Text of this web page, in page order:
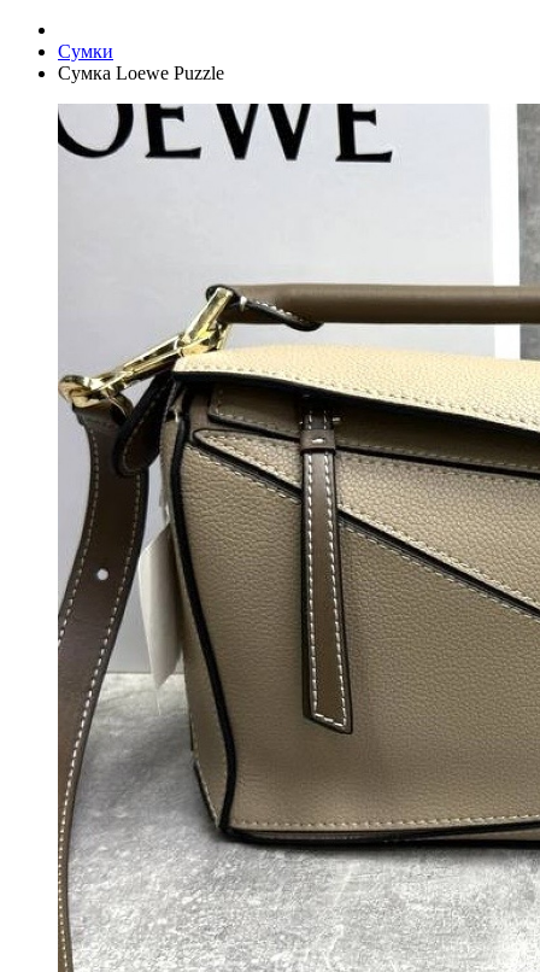
Сумки
Сумка Loewe Puzzle